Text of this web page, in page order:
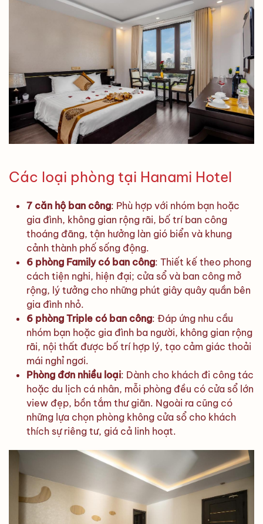
Các loại phòng tại Hanami Hotel
7 căn hộ ban công: Phù hợp với nhóm bạn hoặc
gia đình, không gian rộng rãi, bố trí ban công
thoáng đãng, tận hưởng làn gió biển và khung
cảnh thành phố sống động.
6 phòng Family có ban công: Thiết kế theo phong
cách tiện nghi, hiện đại; cửa sổ và ban công mở
rộng, lý tưởng cho những phút giây quây quần bên
gia đình nhỏ.
6 phòng Triple có ban công: Đáp ứng nhu cầu
nhóm bạn hoặc gia đình ba người, không gian rộng
rãi, nội thất được bố trí hợp lý, tạo cảm giác thoải
mái nghỉ ngơi.
Phòng đơn nhiều loại: Dành cho khách đi công tác
hoặc du lịch cá nhân, mỗi phòng đều có cửa sổ lớn
view đẹp, bồn tắm thư giãn. Ngoài ra cũng có
những lựa chọn phòng không cửa sổ cho khách
thích sự riêng tư, giá cả linh hoạt.